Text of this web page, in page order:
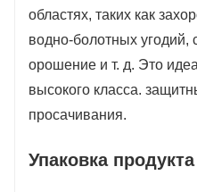
областях, таких как
водно-болотных угодий,
орошение и т. д. Это
высокого класса.
просачивания.
Упаковка продукта